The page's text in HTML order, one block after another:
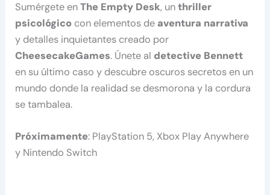
Sumérgete enThe Empty Desk, unthriller
psicológico con elementos de aventura narrativa
y detalles inquietantes creado por
CheesecakeGames. Únete al detective Bennett
en su último caso y descubre oscuros secretos en un
mundo donde la realidad se desmorona y la cordura
se tambalea.
Próximamente: PlayStation 5, Xbox Play Anywhere
y Nintendo Switch